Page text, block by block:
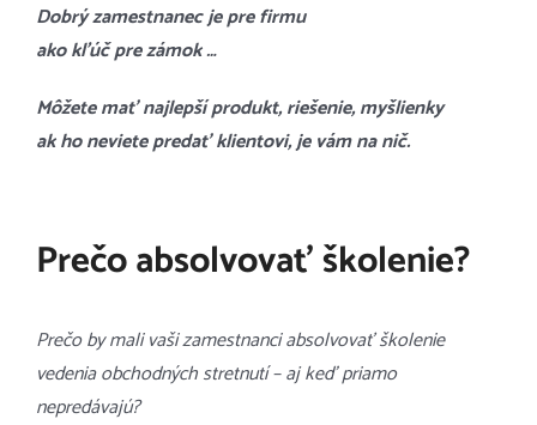
Dobrý zamestnanec je pre firmu
ako kľúč pre zámok …
Môžete mať najlepší produkt, riešenie, myšlienky
ak ho neviete predať klientovi, je vám na nič.
Prečo absolvovať školenie?
Prečo by mali vaši zamestnanci absolvovať školenie
vedenia obchodných stretnutí – aj keď priamo
nepredávajú?